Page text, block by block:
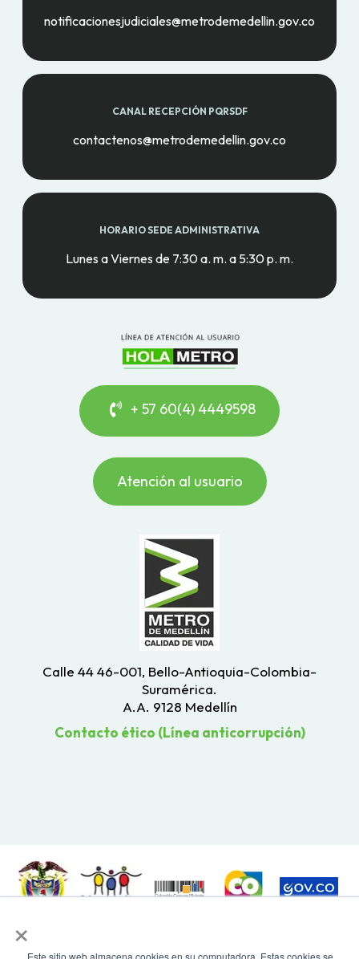
×
Este sitio web almacena cookies en su computadora. Estas cookies se
notificacionesjudiciales@metrodemedellin.gov.co
CANAL RECEPCIÓN PQRSDF
contactenos@metrodemedellin.gov.co
HORARIO SEDE ADMINISTRATIVA
Lunes a Viernes de 7:30 a. m. a 5:30 p. m.
+ 57 60(4) 4449598
Atención al usuario
Calle 44 46-001, Bello-Antioquia-Colombia-
Suramérica.
A.A. 9128 Medellín
Contacto ético (Línea anticorrupción)
Todos los derechos reservados. Recomendamos usar una resolución de